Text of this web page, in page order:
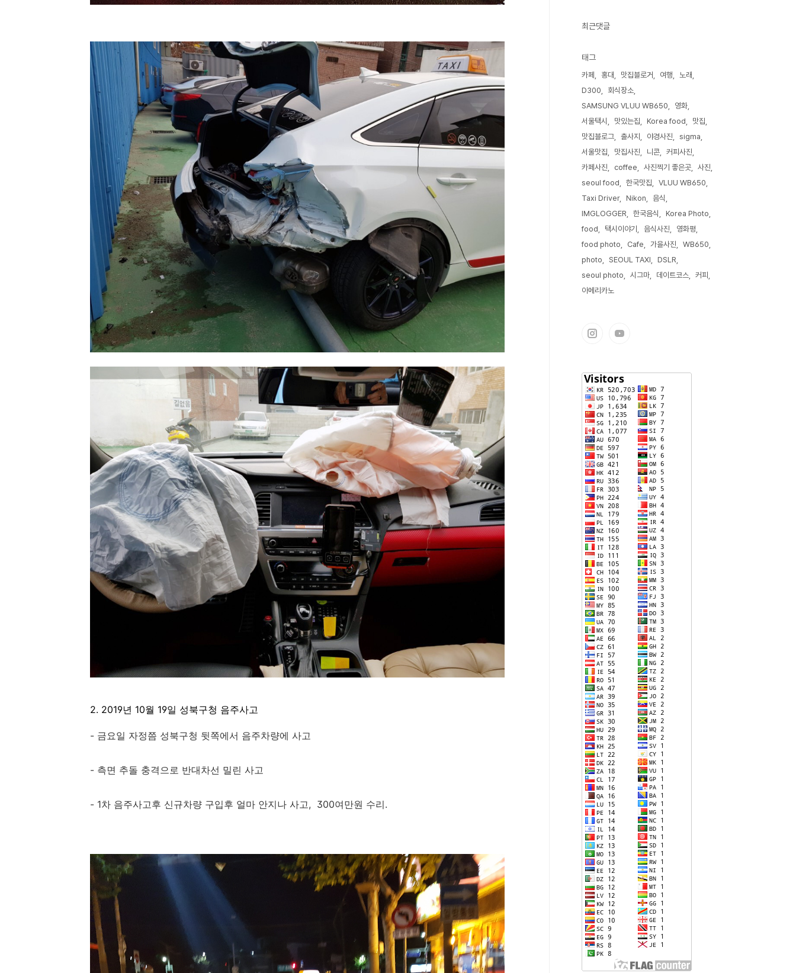
2. 2019년 10월 19일 성북구청 음주사고
- 금요일 자정쯤 성북구청 뒷쪽에서 음주차량에 사고
- 측면 추돌 충격으로 반대차선 밀린 사고
- 1차 음주사고후 신규차량 구입후 얼마 안지나 사고, 300여만원 수리.
최근댓글
태그
카페 홍대 맛집블로거 여행
노래
D300
회식장소
SAMSUNG VLUU WB650
영화
서울택시
맛있는집 Korea food
맛집
맛집블로그
출사지 야경사진
sigma
서울맛집
맛집사진 니콘
커피사진
카페사진
coffee 사진찍기 좋은곳
사진
seoul food
한국맛집
VLUU WB650
Taxi Driver
Nikon
음식
IMGLOGGER
한국음식
Korea Photo
food
택시이야기 음식사진
영화평
food photo
Cafe 가을사진
WB650
photo
SEOUL TAXI
DSLR
seoul photo
시그마 데이트코스
커피
아메리카노